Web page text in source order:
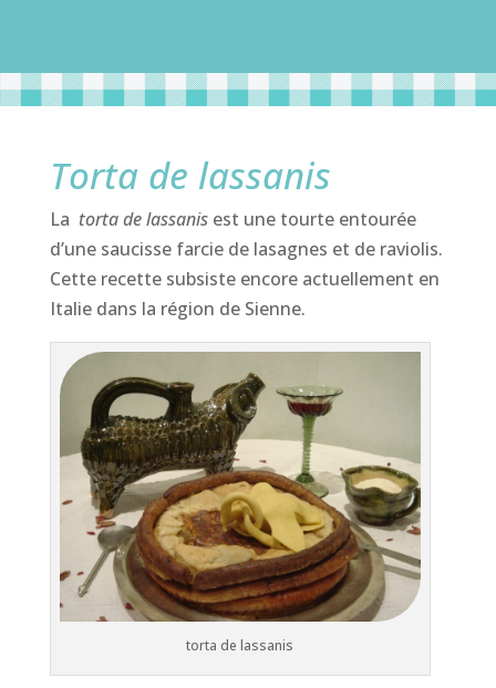
Torta de lassanis
La torta de lassanisest une tourte entourée
d’une saucisse farcie de lasagnes et de raviolis.
Cette recette subsiste encore actuellement en
Italie dans la région de Sienne.
torta de lassanis